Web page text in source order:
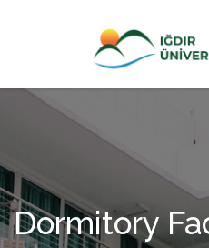
Dormitory